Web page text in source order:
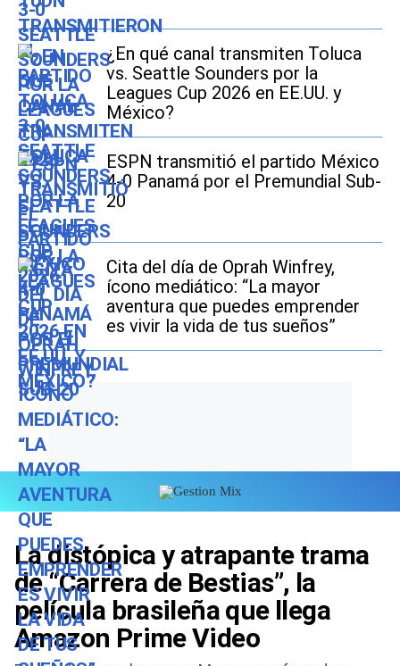
¿En qué canal transmiten Toluca
vs. Seattle Sounders por la
Leagues Cup 2026 en EE.UU. y
México?
ESPN transmitió el partido México
4-0 Panamá por el Premundial Sub-
20
Cita del día de Oprah Winfrey,
ícono mediático: “La mayor
aventura que puedes emprender
es vivir la vida de tus sueños”